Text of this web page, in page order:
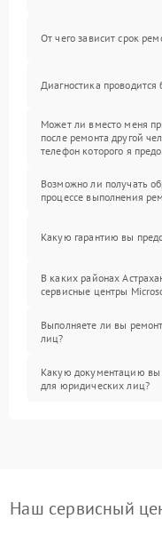
От чего зависит срок
Диагностика проводится
Может ли вместо меня
после ремонта другой
телефон которого я
Возможно ли получать
процессе выполнения
Какую гарантию вы
В каких районах
сервисные центры
Выполняете ли вы
лиц?
Какую документацию вы
для юридических лиц?
Наш сервисный